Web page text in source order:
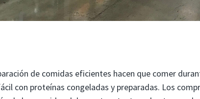
de comidas eficientes hacen que comer
con proteínas congeladas y preparadas. Los